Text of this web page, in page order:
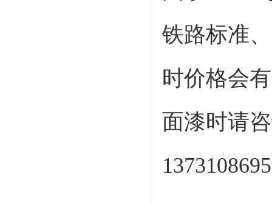
铁路标准
时价格会
面漆时请